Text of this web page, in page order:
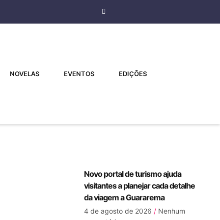
NOVELAS EVENTOS EDIÇÕES
Novo portal de turismo ajuda
visitantes a planejar cada detalhe
da viagem a Guararema
4 de agosto de 2026 Nenhum